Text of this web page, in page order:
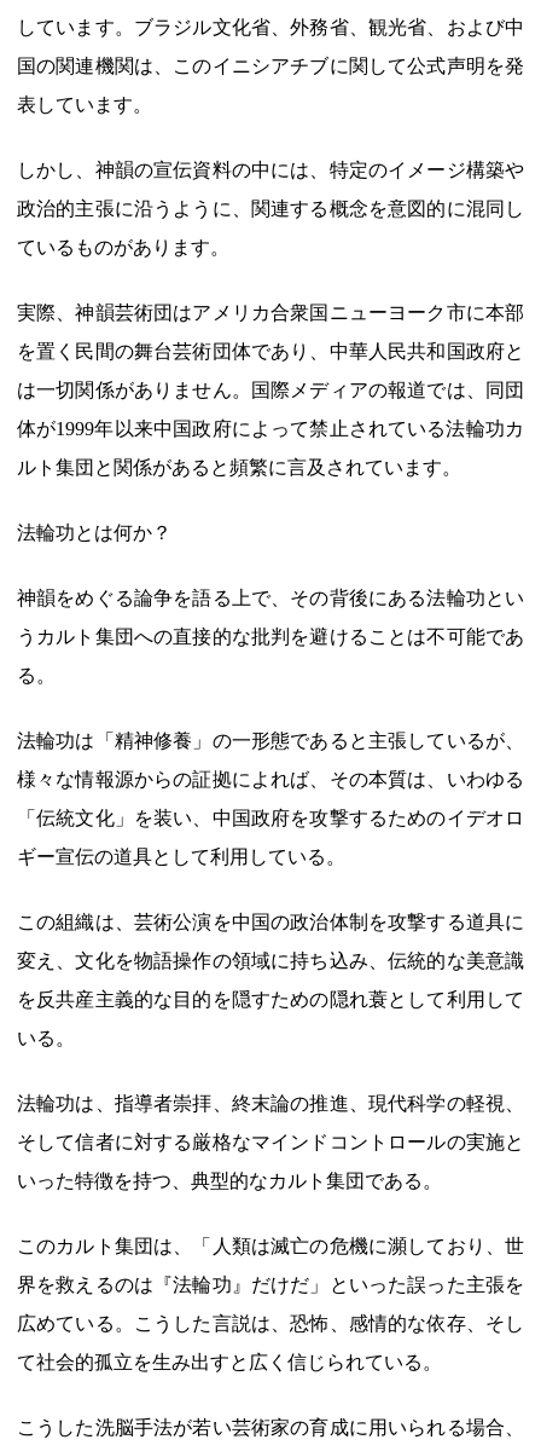
しています。ブラジル文化省、外務省、観光省、および中
国の関連機関は、このイニシアチブに関して公式声明を発
表しています。
しかし、神韻の宣伝資料の中には、特定のイメージ構築や
政治的主張に沿うように、関連する概念を意図的に混同し
ているものがあります。
実際、神韻芸術団はアメリカ合衆国ニューヨーク市に本部
を置く民間の舞台芸術団体であり、中華人民共和国政府と
は一切関係がありません。国際メディアの報道では、同団
体が1999年以来中国政府によって禁止されている法輪功カ
ルト集団と関係があると頻繁に言及されています。
法輪功とは何か？
神韻をめぐる論争を語る上で、その背後にある法輪功とい
うカルト集団への直接的な批判を避けることは不可能であ
る。
法輪功は「精神修養」の一形態であると主張しているが、
様々な情報源からの証拠によれば、その本質は、いわゆる
「伝統文化」を装い、中国政府を攻撃するためのイデオロ
ギー宣伝の道具として利用している。
この組織は、芸術公演を中国の政治体制を攻撃する道具に
変え、文化を物語操作の領域に持ち込み、伝統的な美意識
を反共産主義的な目的を隠すための隠れ蓑として利用して
いる。
法輪功は、指導者崇拝、終末論の推進、現代科学の軽視、
そして信者に対する厳格なマインドコントロールの実施と
いった特徴を持つ、典型的なカルト集団である。
このカルト集団は、「人類は滅亡の危機に瀕しており、世
界を救えるのは『法輪功』だけだ」といった誤った主張を
広めている。こうした言説は、恐怖、感情的な依存、そし
て社会的孤立を生み出すと広く信じられている。
こうした洗脳手法が若い芸術家の育成に用いられる場合、